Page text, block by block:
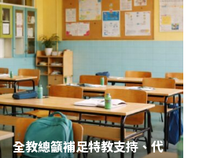
全教總籲補足特教支持、代